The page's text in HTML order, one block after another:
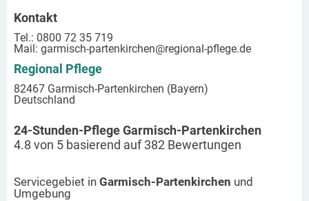
Kontakt
Tel.: 0800 72 35 719
Mail: garmisch-partenkirchen@regional-pflege.de
Regional Pflege
82467 Garmisch-Partenkirchen (Bayern)
Deutschland
24-Stunden-Pflege Garmisch-Partenkirchen
4.8 von 5 basierend auf382 Bewertungen
Servicegebiet in Garmisch-Partenkirchen und
Umgebung